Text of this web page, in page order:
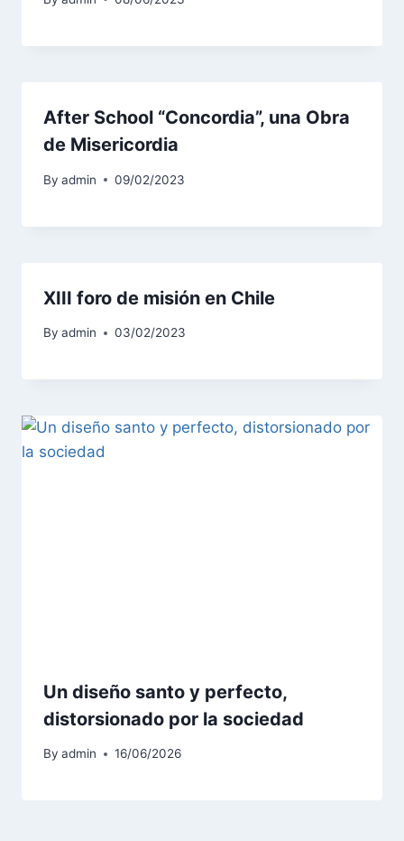
After School “Concordia”, una Obra
de Misericordia
By admin 09/02/2023
XIII foro de misión en Chile
By admin 03/02/2023
Un diseño santo y perfecto,
distorsionado por la sociedad
By admin 16/06/2026